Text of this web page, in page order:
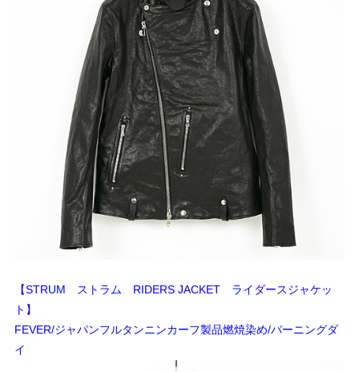
【STRUM ストラム RIDERS JACKET ライダースジャケッ
ト】
FEVER/ジャパンフルタンニンカーフ製品燃焼染め/バーニングダ
イ